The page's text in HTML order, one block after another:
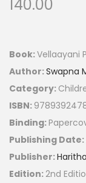
140.00
Book:Vellaayani
Author:Swapna
Category:
ISBN:
Binding:
Publishing Date:
Publisher:
Edition:2nd